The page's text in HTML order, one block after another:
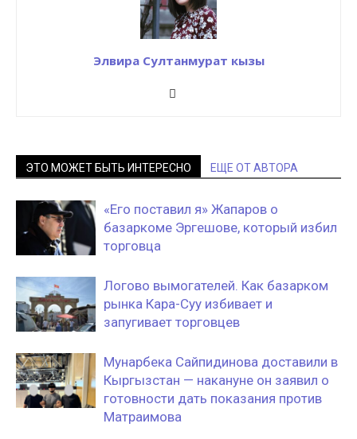
Элвира Султанмурат кызы
ЭТО МОЖЕТ БЫТЬ ИНТЕРЕСНО ЕЩЕ ОТ АВТОРА
«Его поставил я» Жапаров о
базаркоме Эргешове, который избил
торговца
Логово вымогателей. Как базарком
рынка Кара-Суу избивает и
запугивает торговцев
Мунарбека Сайпидинова доставили в
Кыргызстан — накануне он заявил о
готовности дать показания против
Матраимова